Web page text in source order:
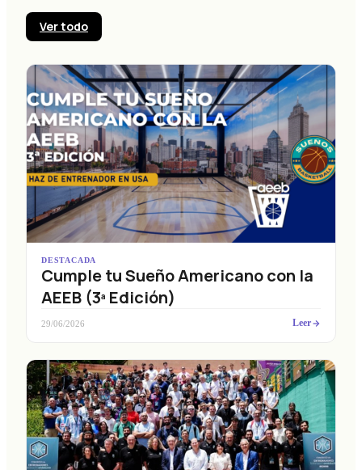
Ver todo
DESTACADA
Cumple tu Sueño Americano con la
AEEB (3ª Edición)
29/06/2026 Leer